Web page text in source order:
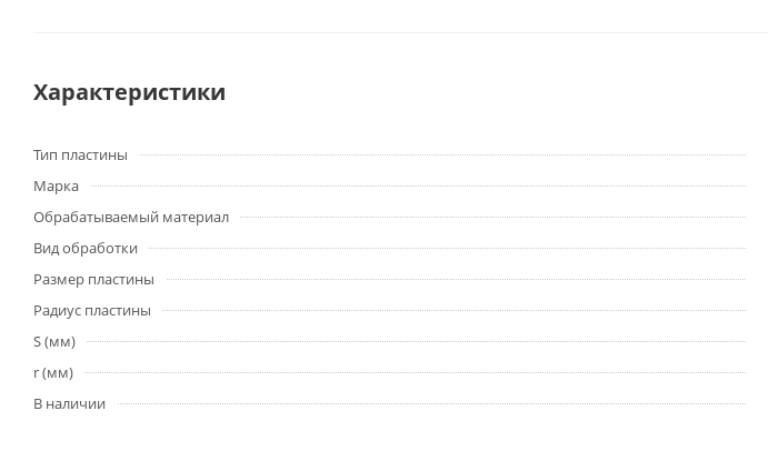
Характеристики
Тип пластины
Марка
Обрабатываемый материал
Вид обработки
Размер пластины
Радиус пластины
S (мм)
r (мм)
В наличии